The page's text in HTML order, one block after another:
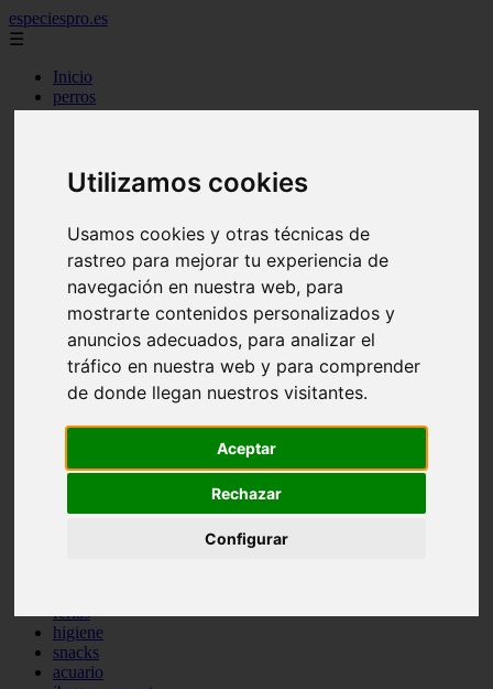
Utilizamos cookies
Usamos cookies y otras técnicas de
rastreo para mejorar tu experiencia de
navegación en nuestra web, para
mostrarte contenidos personalizados y
anuncios adecuados, para analizar el
tráfico en nuestra web y para comprender
de donde llegan nuestros visitantes.
Aceptar
Rechazar
Configurar
especiespro.es
☰
Inicio
perros
gatos
acuariofilia
acuarios
tenencia responsable
ventas
mantenimiento
aves
marketing
bienestar
peque os mam feros
verano
legislaci n
accesorios
complementos
comportamiento
ferias
higiene
snacks
acuario